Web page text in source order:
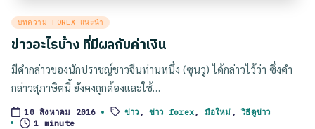
Posted
บทความ FOREX แนะนำ
ข่าวอะไรบ้าง ที่มีผลกับค่าเงิน
มีคำกล่าวของนักปราชญ์ชาวจีนท่านหนึ่ง (ซุนวู) ได้กล่าวไว้ว่า ซึ่งคำ
กล่าวสุภาษิตนี้ ยังคงถูกต้องและใช้…
10 สิงหาคม 2016
Tags: ข่าว , ข่าว forex , มือใหม่ ,วิธีดูข่าว
1 minute